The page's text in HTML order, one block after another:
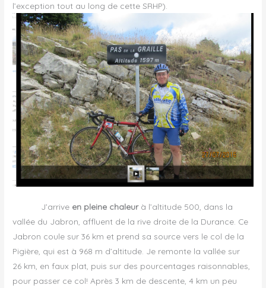
l’exception tout au long de cette SRHP).
J’arrive en pleine chaleurà l’altitude 500, dans la
vallée du Jabron, affluent de la rive droite de la Durance. Ce
Jabron coule sur 36 km et prend sa source vers le col de la
Pigière, qui est à 968 m d’altitude. Je remonte la vallée sur
26 km, en faux plat, puis sur des pourcentages raisonnables,
pour passer ce col! Après 3 km de descente, 4 km un peu